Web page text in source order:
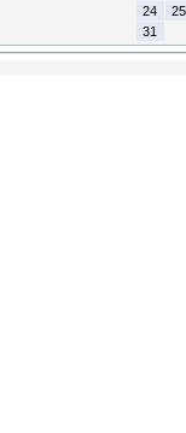
24
25
31